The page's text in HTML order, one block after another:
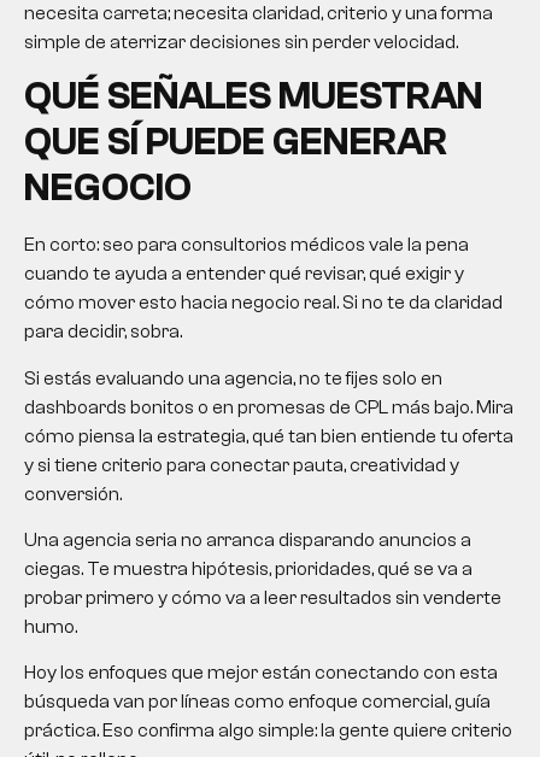
necesita carreta; necesita claridad, criterio y una forma
simple de aterrizar decisiones sin perder velocidad.
QUÉ SEÑALES MUESTRAN
QUE SÍ PUEDE GENERAR
NEGOCIO
En corto: seo para consultorios médicos vale la pena
cuando te ayuda a entender qué revisar, qué exigir y
cómo mover esto hacia negocio real. Si no te da claridad
para decidir, sobra.
Si estás evaluando una agencia, no te fijes solo en
dashboards bonitos o en promesas de CPL más bajo. Mira
cómo piensa la estrategia, qué tan bien entiende tu oferta
y si tiene criterio para conectar pauta, creatividad y
conversión.
Una agencia seria no arranca disparando anuncios a
ciegas. Te muestra hipótesis, prioridades, qué se va a
probar primero y cómo va a leer resultados sin venderte
humo.
Hoy los enfoques que mejor están conectando con esta
búsqueda van por líneas como enfoque comercial, guía
práctica. Eso confirma algo simple: la gente quiere criterio